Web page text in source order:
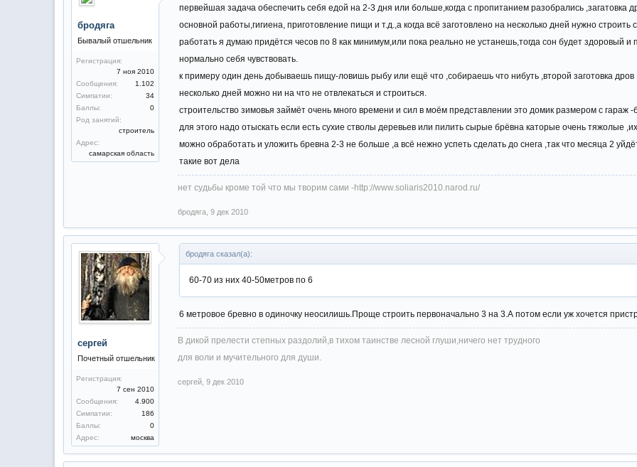
бродяга
Бывалый отшельник
Регистрация:
7 ноя 2010
Сообщения:
1.102
Симпатии:
34
Баллы:
0
Род занятий:
строитель
Адрес:
самарская область
первейшая задача обеспечить себя едой на 2-3 дня или больше,когда с пропитанием разобрались ,загатовка
основной работы,гигиена, приготовление пищи и т.д.,а когда всё заготовлено на несколько дней нужно строить
работать я думаю придётся чесов по 8 как минимум,или пока реально не устанешь,тогда сон будет здоровый
нормально себя чувствовать.
к примеру один день добываешь пищу-ловишь рыбу или ещё что ,собираешь что нибуть ,второй заготовка дров
несколько дней можно ни на что не отвлекаться и строиться.
строительство зимовья займёт очень много времени и сил в моём представлении это домик размером с гараж
для этого надо отыскать если есть сухие стволы деревьев или пилить сырые брёвна каторые очень тяжолые
можно обработать и уложить бревна 2-3 не больше ,а всё нежно успеть сделать до снега ,так что месяца 2
такие вот дела
нет судьбы кроме той что мы творим сами -http://www.soliaris2010.narod.ru/
бродяга 9 дек 2010
сергей
Почетный отшельник
Регистрация:
7 сен 2010
Сообщения:
4.900
Симпатии:
186
Баллы:
0
Адрес:
москва
бродяга сказал(а):
60-70 из них 40-50метров по 6
6 метровое бревно в одиночку неосилишь.Проще строить первоначально 3 на 3.А потом если уж хочется
В дикой прелести степных раздолий,в тихом таинстве лесной глуши,ничего нет трудного
для воли и мучительного для души.
сергей 9 дек 2010